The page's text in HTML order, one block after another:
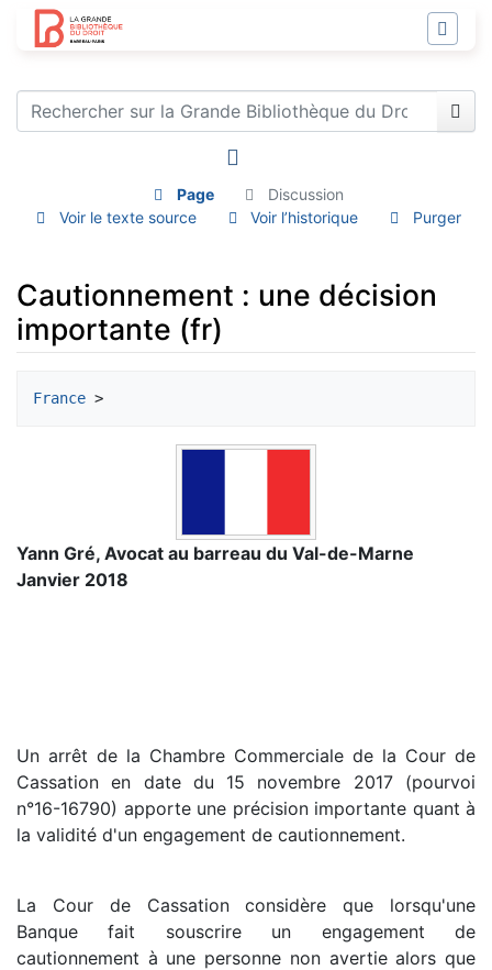
Page
Discussion
Voir le texte source
Voir l’historique Purger
Cautionnement : une décision
importante (fr)
France
Yann Gré, Avocat au barreau du Val-de-Marne
Janvier 2018
Un arrêt de la Chambre Commerciale de la Cour de
Cassation en date du 15 novembre 2017 (pourvoi
n°16-16790) apporte une précision importante quant à
la validité d'un engagement de cautionnement.
La Cour de Cassation considère que lorsqu'une
Banque fait souscrire un engagement de
cautionnement à une personne non avertie alors que